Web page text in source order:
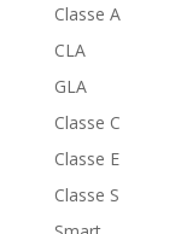
Classe A
CLA
GLA
Classe C
Classe E
Classe S